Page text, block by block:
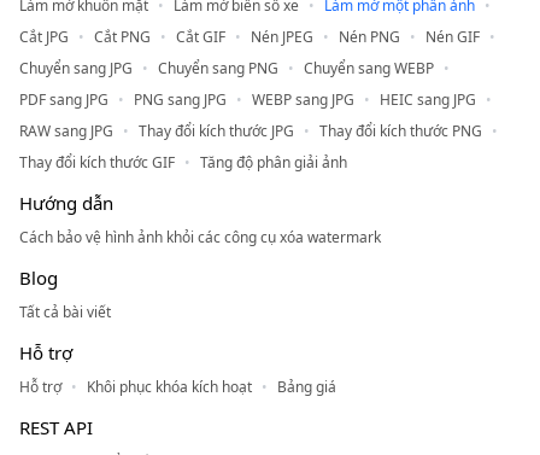
Làm mờ khuôn mặt
Làm mờ biển số xe
Làm mờ một phần ảnh
Cắt JPG
Cắt PNG Cắt GIF Nén JPEG Nén PNG
Nén GIF
Chuyển sang JPG
Chuyển sang PNG
Chuyển sang WEBP
PDF sang JPG
PNG sang JPG WEBP sang JPG
HEIC sang JPG
RAW sang JPG
Thay đổi kích thước JPG
Thay đổi kích thước PNG
Thay đổi kích thước GIF
Tăng độ phân giải ảnh
Hướng dẫn
Cách bảo vệ hình ảnh khỏi các công cụ xóa watermark
Blog
Tất cả bài viết
Hỗ trợ
Hỗ trợ Khôi phục khóa kích hoạt Bảng giá
REST API